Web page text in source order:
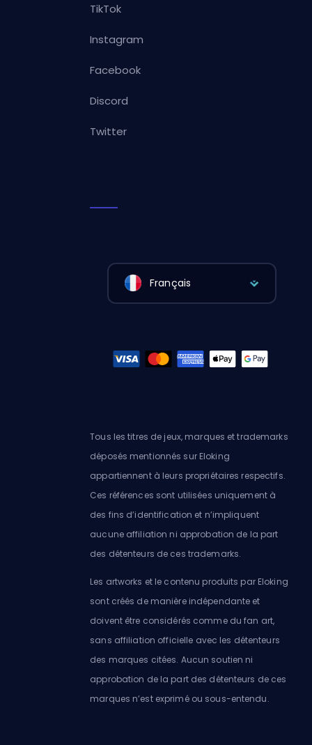
TikTok
Instagram
Facebook
Discord
Twitter
Français
Tous les titres de jeux, marques et trademarks
déposés mentionnés sur Eloking
appartiennent à leurs propriétaires respectifs.
Ces références sont utilisées uniquement à
des fins d’identification et n’impliquent
aucune affiliation ni approbation de la part
des détenteurs de ces trademarks.
Les artworks et le contenu produits par Eloking
sont créés de manière indépendante et
doivent être considérés comme du fan art,
sans affiliation officielle avec les détenteurs
des marques citées. Aucun soutien ni
approbation de la part des détenteurs de ces
marques n’est exprimé ou sous-entendu.